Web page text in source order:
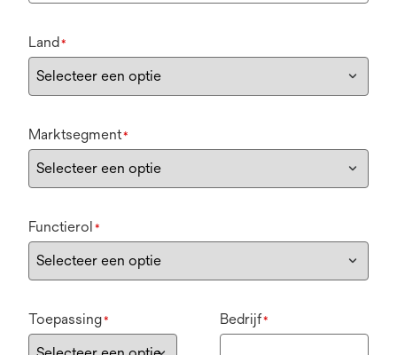
Land*
Marktsegment*
Functierol *
Toepassing* Bedrijf*